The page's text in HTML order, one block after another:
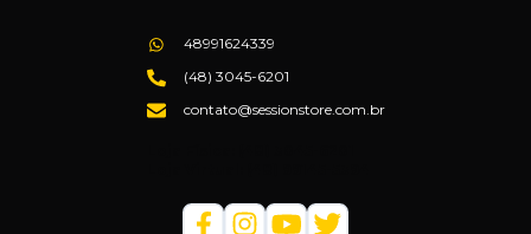
48991624339
(48) 3045-6201
contato@sessionstore.com.br